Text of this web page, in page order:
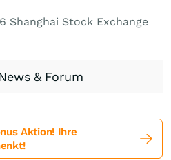
Shanghai Stock Exchange
& Forum
Aktion! Ihre